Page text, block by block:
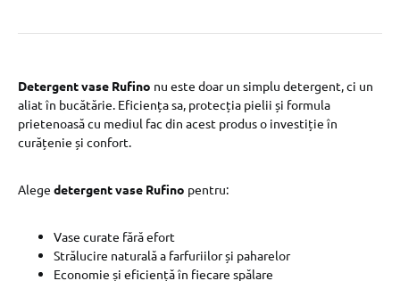
Detergent vase Rufino nu este doar un simplu detergent, ci un
aliat în bucătărie. Eficiența sa, protecția pielii și formula
prietenoasă cu mediul fac din acest produs o investiție în
curățenie și confort.
Alege detergent vase Rufino pentru:
Vase curate fără efort
Strălucire naturală a farfuriilor și paharelor
Economie și eficiență în fiecare spălare